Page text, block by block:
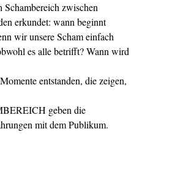
Schambereich zwischen
erkundet: wann beginnt
wir unsere Scham einfach
es alle betrifft? Wann wird
entstanden, die zeigen,
geben die
mit dem Publikum.